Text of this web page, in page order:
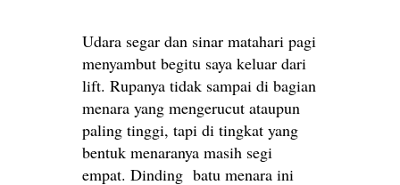
Udara segar dan sinar matahari pagi
menyambut begitu saya keluar dari
lift. Rupanya tidak sampai di bagian
menara yang mengerucut ataupun
paling tinggi, tapi di tingkat yang
bentuk menaranya masih segi
empat. Dinding batu menara ini